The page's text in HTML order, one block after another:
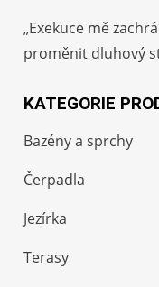
„Exekuce mě
proměnit dluhový
KATEGORIE
Bazény a sprchy
Čerpadla
Jezírka
Terasy